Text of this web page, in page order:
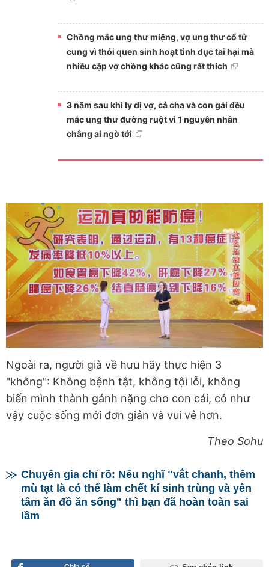
Chồng mắc ung thư miệng, vợ ung thư cổ tử
cung vì thói quen sinh hoạt tình dục tai hại mà
nhiều cặp vợ chồng khác cũng rất thích
3 năm sau khi ly dị vợ, cả cha và con gái đều
mắc ung thư đường ruột vì 1 nguyên nhân
chẳng ai ngờ tới
Ngoài ra, người già về hưu hãy thực hiện 3
"không": Không bệnh tật, không tội lỗi, không
biến mình thành gánh nặng cho con cái, có như
vậy cuộc sống mới đơn giản và vui vẻ hơn.
Theo Sohu
Chuyên gia chỉ rõ: Nếu nghĩ "vắt chanh, thêm
mù tạt là có thể làm chết kí sinh trùng và yên
tâm ăn đồ ăn sống" thì bạn đã hoàn toàn sai
lầm